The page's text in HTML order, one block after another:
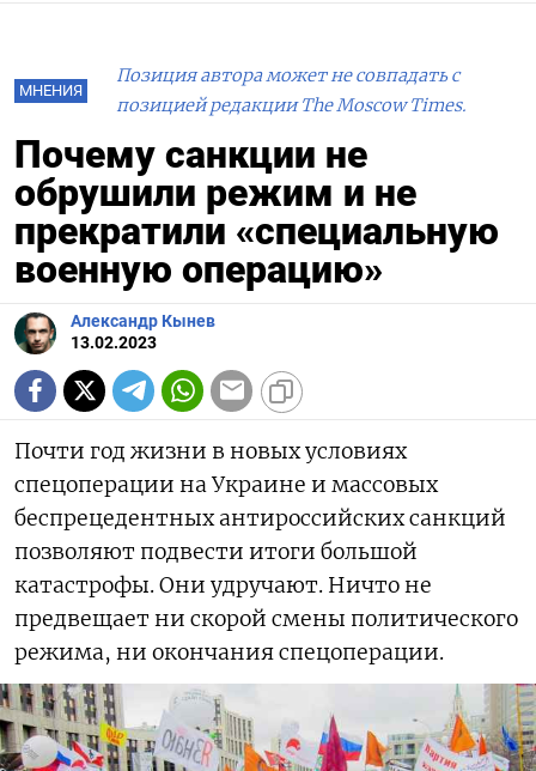
МНЕНИЯ
Позиция автора может не совпадать с
позицией редакции The Moscow Times.
Почему санкции не
обрушили режим и не
прекратили «специальную
военную операцию»
Александр Кынев
13.02.2023
Почти год жизни в новых условиях
спецоперации на Украине и массовых
беспрецедентных антироссийских санкций
позволяют подвести итоги большой
катастрофы. Они удручают. Ничто не
предвещает ни скорой смены политического
режима, ни окончания спецоперации.